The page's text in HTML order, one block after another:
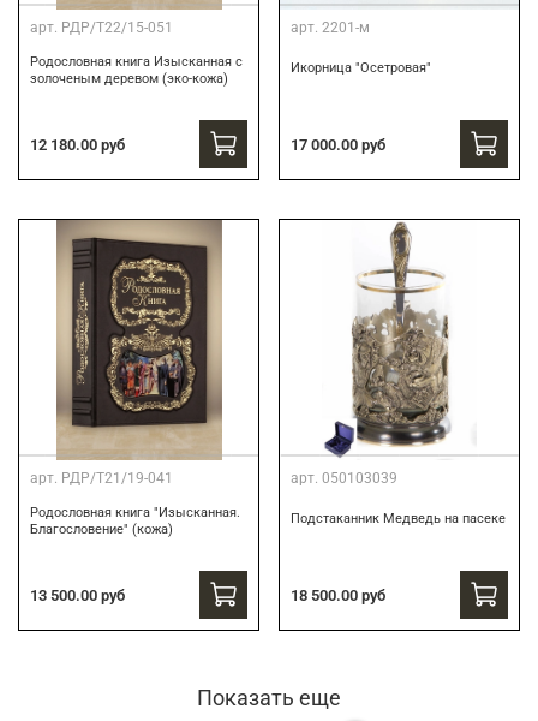
арт. РДР/Т22/15-051
Родословная книга Изысканная с
золоченым деревом (эко-кожа)
12 180.00 руб
арт. 2201-м
Икорница "Осетровая"
17 000.00 руб
арт. РДР/Т21/19-041
Родословная книга "Изысканная.
Благословение" (кожа)
13 500.00 руб
арт. 050103039
Подстаканник Медведь на пасеке
18 500.00 руб
Показать еще